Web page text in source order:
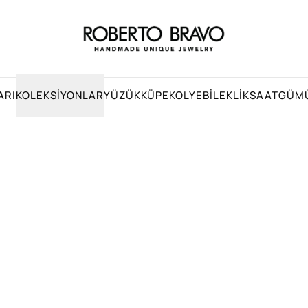
KOLEKSIYONLARYÜZÜKKÜPEKOLYEBILEKLIKSAAT